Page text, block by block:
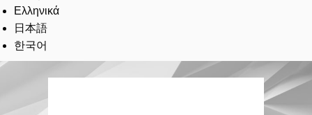
Ελληνικά
日本語
한국어